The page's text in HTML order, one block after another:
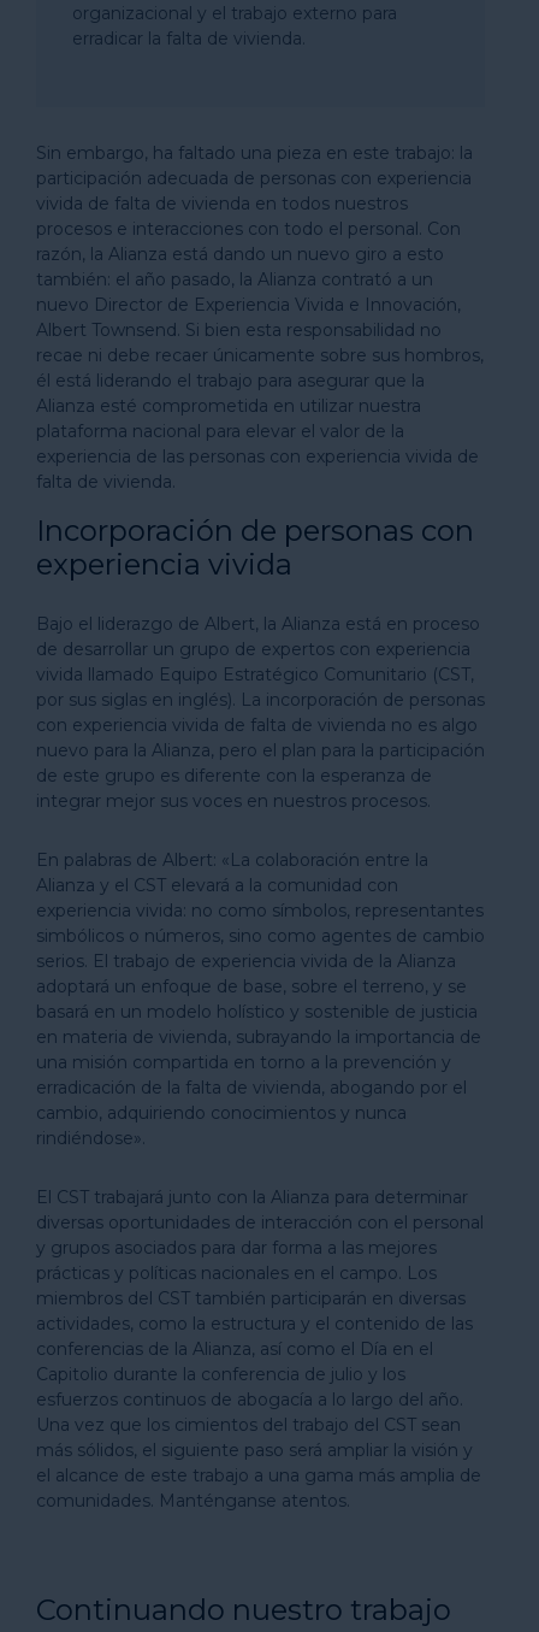
organizacional y el trabajo externo para
erradicar la falta de vivienda.
Sin embargo, ha faltado una pieza en este trabajo: la
participación adecuada de personas con experiencia
vivida de falta de vivienda en todos nuestros
procesos e interacciones con todo el personal. Con
razón, la Alianza está dando un nuevo giro a esto
también: el año pasado, la Alianza contrató a un
nuevo Director de Experiencia Vivida e Innovación,
Albert Townsend. Si bien esta responsabilidad no
recae ni debe recaer únicamente sobre sus hombros,
él está liderando el trabajo para asegurar que la
Alianza esté comprometida en utilizar nuestra
plataforma nacional para elevar el valor de la
experiencia de las personas con experiencia vivida de
falta de vivienda.
Incorporación de personas con
experiencia vivida
Bajo el liderazgo de Albert, la Alianza está en proceso
de desarrollar un grupo de expertos con experiencia
vivida llamado Equipo Estratégico Comunitario (CST,
por sus siglas en inglés). La incorporación de personas
con experiencia vivida de falta de vivienda no es algo
nuevo para la Alianza, pero el plan para la participación
de este grupo es diferente con la esperanza de
integrar mejor sus voces en nuestros procesos.
En palabras de Albert: «La colaboración entre la
Alianza y el CST elevará a la comunidad con
experiencia vivida: no como símbolos, representantes
simbólicos o números, sino como agentes de cambio
serios. El trabajo de experiencia vivida de la Alianza
adoptará un enfoque de base, sobre el terreno, y se
basará en un modelo holístico y sostenible de justicia
en materia de vivienda, subrayando la importancia de
una misión compartida en torno a la prevención y
erradicación de la falta de vivienda, abogando por el
cambio, adquiriendo conocimientos y nunca
rindiéndose».
El CST trabajará junto con la Alianza para determinar
diversas oportunidades de interacción con el personal
y grupos asociados para dar forma a las mejores
prácticas y políticas nacionales en el campo. Los
miembros del CST también participarán en diversas
actividades, como la estructura y el contenido de las
conferencias de la Alianza, así como el Día en el
Capitolio durante la conferencia de julio y los
esfuerzos continuos de abogacía a lo largo del año.
Una vez que los cimientos del trabajo del CST sean
más sólidos, el siguiente paso será ampliar la visión y
el alcance de este trabajo a una gama más amplia de
comunidades. Manténganse atentos.
Continuando nuestro trabajo